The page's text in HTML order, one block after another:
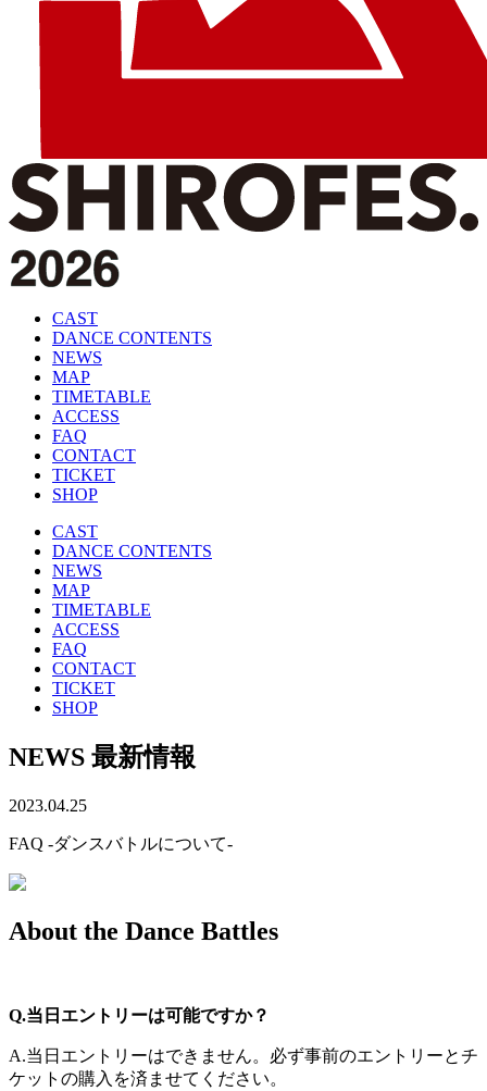
CAST
DANCE CONTENTS
NEWS
MAP
TIMETABLE
ACCESS
FAQ
CONTACT
TICKET
SHOP
CAST
DANCE CONTENTS
NEWS
MAP
TIMETABLE
ACCESS
FAQ
CONTACT
TICKET
SHOP
NEWS 最新情報
2023.04.25
FAQ -ダンスバトルについて-
About the Dance Battles
Q.当日エントリーは可能ですか？
A.当日エントリーはできません。必ず事前のエントリーとチ
ケットの購入を済ませてください。